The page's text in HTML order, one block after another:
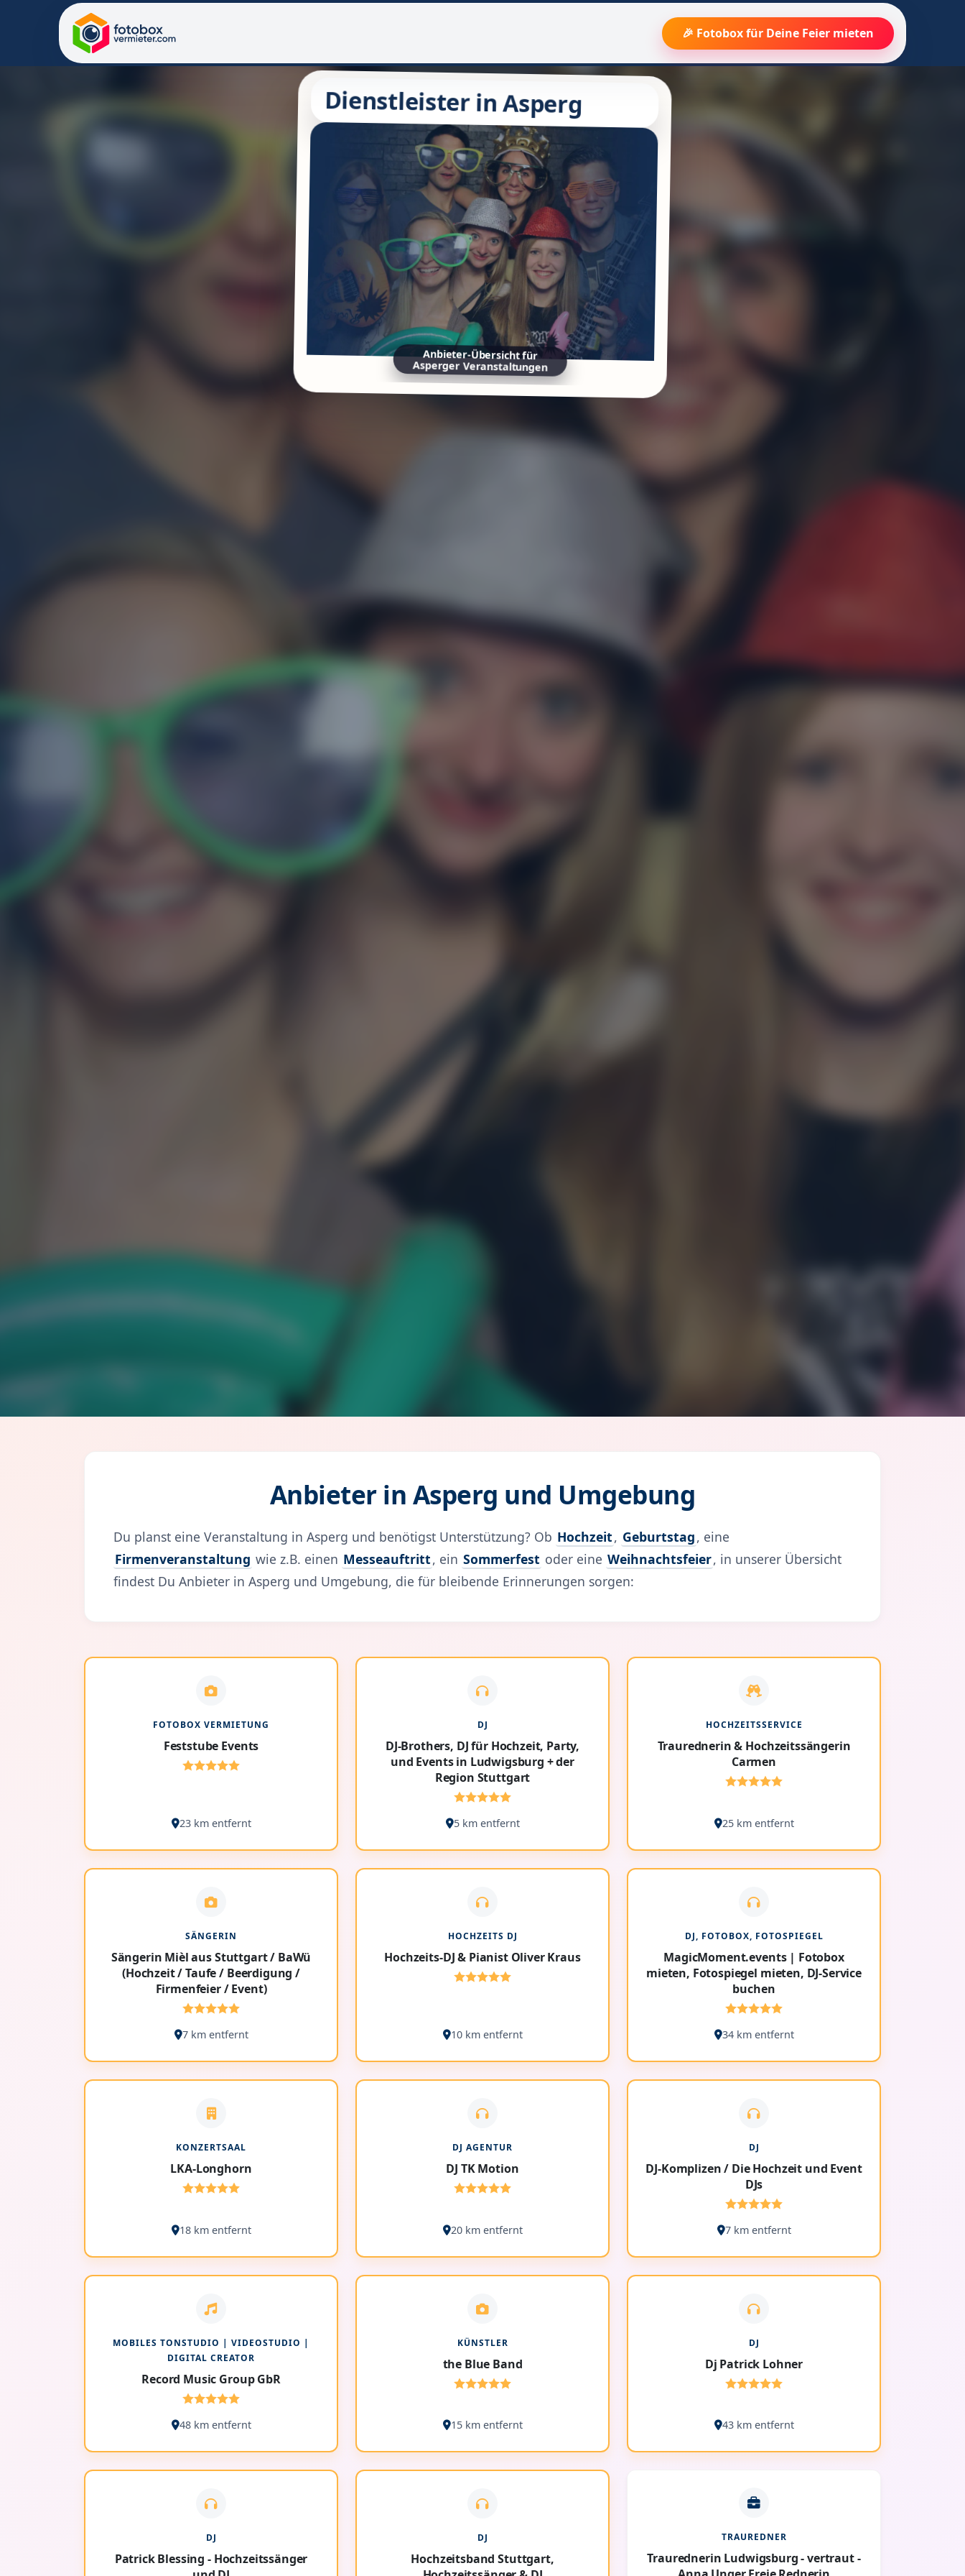
🎉 Fotobox für Deine Feier mieten
Dienstleister in Asperg
Anbieter-Übersicht für
Asperger Veranstaltungen
Anbieter in Asperg und Umgebung
Du planst eine Veranstaltung in Asperg und benötigst Unterstützung? Ob Hochzeit, Geburtstag, eine
Firmenveranstaltung wie z.B. einen Messeauftritt, ein Sommerfest oder eine Weihnachtsfeier, in unserer Übersicht
findest Du Anbieter in Asperg und Umgebung, die für bleibende Erinnerungen sorgen:
FOTOBOX VERMIETUNG
Feststube Events
23 km entfernt
DJ
DJ-Brothers, DJ für Hochzeit, Party,
und Events in Ludwigsburg + der
Region Stuttgart
5 km entfernt
HOCHZEITSSERVICE
Traurednerin & Hochzeitssängerin
Carmen
25 km entfernt
SÄNGERIN
Sängerin Mièl aus Stuttgart / BaWü
(Hochzeit / Taufe / Beerdigung /
Firmenfeier / Event)
7 km entfernt
HOCHZEITS DJ
Hochzeits-DJ & Pianist Oliver Kraus
10 km entfernt
DJ, FOTOBOX, FOTOSPIEGEL
MagicMoment.events | Fotobox
mieten, Fotospiegel mieten, DJ-Service
buchen
34 km entfernt
KONZERTSAAL
LKA-Longhorn
18 km entfernt
DJ AGENTUR
DJ TK Motion
20 km entfernt
DJ
DJ-Komplizen / Die Hochzeit und Event
DJs
7 km entfernt
MOBILES TONSTUDIO | VIDEOSTUDIO |
DIGITAL CREATOR
Record Music Group GbR
48 km entfernt
KÜNSTLER
the Blue Band
15 km entfernt
DJ
Dj Patrick Lohner
43 km entfernt
DJ
Patrick Blessing - Hochzeitssänger
DJ
Hochzeitsband Stuttgart,
TRAUREDNER
Traurednerin Ludwigsburg - vertraut -